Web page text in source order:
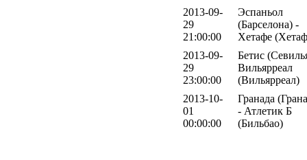
2013-09-
29
21:00:00
Эспаньол
(Барселона) -
Хетафе
2013-09-
29
23:00:00
Бетис
Вильярреал
(Вильярреал)
2013-10-
01
00:00:00
Гранада
- Атлетик Б
(Бильбао)